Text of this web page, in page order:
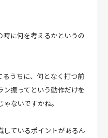
時に何を考えるかというの
るうちに、何となく打つ前
ン振ってという動作だけを
ないですかね。
しているポイントがあるん